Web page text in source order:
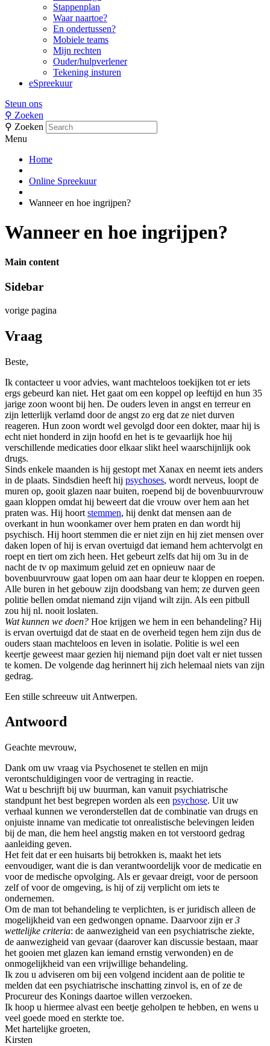
Stappenplan
Waar naartoe?
En ondertussen?
Mobiele teams
Mijn rechten
Ouder/hulpverlener
Tekening insturen
eSpreekuur
Steun ons
⚲ Zoeken
⚲ Zoeken
Menu
Home
Online Spreekuur
Wanneer en hoe ingrijpen?
Wanneer en hoe ingrijpen?
Main content
Sidebar
vorige pagina
Vraag
Beste,
Ik contacteer u voor advies, want machteloos toekijken tot er iets
ergs gebeurd kan niet. Het gaat om een koppel op leeftijd en hun 35
jarige zoon woont bij hen. De ouders leven in angst en terreur en
zijn letterlijk verlamd door de angst zo erg dat ze niet durven
reageren. Hun zoon wordt wel gevolgd door een dokter, maar hij is
echt niet honderd in zijn hoofd en het is te gevaarlijk hoe hij
verschillende medicaties door elkaar slikt heel waarschijnlijk ook
drugs.
Sinds enkele maanden is hij gestopt met Xanax en neemt iets anders
in de plaats. Sindsdien heeft hij psychoses, wordt nerveus, loopt de
muren op, gooit glazen naar buiten, roepend bij de bovenbuurvrouw
gaan kloppen omdat hij beweert dat die vrouw over hem aan het
praten was. Hij hoort stemmen, hij denkt dat mensen aan de
overkant in hun woonkamer over hem praten en dan wordt hij
psychisch. Hij hoort stemmen die er niet zijn en hij ziet mensen over
daken lopen of hij is ervan overtuigd dat iemand hem achtervolgt en
roept en tiert om zich heen. Het gebeurt zelfs dat hij om 3u in de
nacht de tv op maximum geluid zet en opnieuw naar de
bovenbuurvrouw gaat lopen om aan haar deur te kloppen en roepen.
Alle buren in het gebouw zijn doodsbang van hem; ze durven geen
politie bellen omdat niemand zijn vijand wilt zijn. Als een pitbull
zou hij nl. nooit loslaten.
Wat kunnen we doen? Hoe krijgen we hem in een behandeling? Hij
is ervan overtuigd dat de staat en de overheid tegen hem zijn dus de
ouders staan machteloos en leven in isolatie. Politie is wel een
keertje geweest maar gezien hij niemand pijn doet valt er niet tussen
te komen. De volgende dag herinnert hij zich helemaal niets van zijn
gedrag.
Een stille schreeuw uit Antwerpen.
Antwoord
Geachte mevrouw,
Dank om uw vraag via Psychosenet te stellen en mijn
verontschuldigingen voor de vertraging in reactie.
Wat u beschrijft bij uw buurman, kan vanuit psychiatrische
standpunt het best begrepen worden als een psychose. Uit uw
verhaal kunnen we veronderstellen dat de combinatie van drugs en
onjuiste inname van medicatie tot onrealistische belevingen leiden
bij de man, die hem heel angstig maken en tot verstoord gedrag
aanleiding geven.
Het feit dat er een huisarts bij betrokken is, maakt het iets
eenvoudiger, want die is dan verantwoordelijk voor de medicatie en
voor de medische opvolging. Als er gevaar dreigt, voor de persoon
zelf of voor de omgeving, is hij of zij verplicht om iets te
ondernemen.
Om de man tot behandeling te verplichten, is er juridisch alleen de
mogelijkheid van een gedwongen opname. Daarvoor zijn er3
wettelijke criteria: de aanwezigheid van een psychiatrische ziekte,
de aanwezigheid van gevaar (daarover kan discussie bestaan, maar
het gooien met glazen kan iemand ernstig verwonden) en de
onmogelijkheid van een vrijwillige behandeling.
Ik zou u adviseren om bij een volgend incident aan de politie te
melden dat een psychiatrische inschatting zinvol is, en of ze de
Procureur des Konings daartoe willen verzoeken.
Ik hoop u hiermee alvast een beetje geholpen te hebben, en wens u
veel goede moed en sterkte toe.
Met hartelijke groeten,
Kirsten